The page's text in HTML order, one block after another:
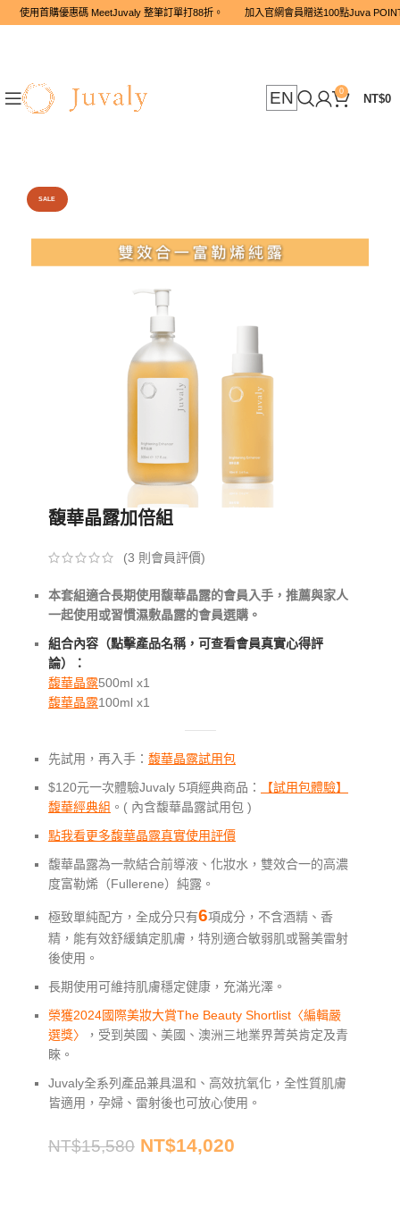
使用首購優惠碼 MeetJuvaly 整筆訂單打88折。 加入官網會員
EN 0
NT$0
馥華晶露加倍組
(3 則會員評價)
本套組適合長期使用馥華晶露的會員入手，推薦與家人
一起使用或習慣濕敷晶露的會員選購。
組合內容（點擊產品名稱，可查看會員真實心得評
論）：
馥華晶露500ml x1
馥華晶露100ml x1
先試用，再入手： 馥華晶露試用包
$120元一次體驗Juvaly 5項經典商品：
【試用包體驗】
馥華經典組 。( 內含馥華晶露試用包 )
點我看更多馥華晶露真實使用評價
馥華晶露為一款結合前導液、化妝水，雙效合一的高濃
度富勒烯（Fullerene）純露。
極致單純配方，全成分只有6項成分，不含酒精、香
精，能有效舒緩鎮定肌膚，特別適合敏弱肌或醫美雷射
後使用。
長期使用可維持肌膚穩定健康，充滿光澤。
榮獲2024國際美妝大賞The Beauty Shortlist〈編輯嚴
選獎〉
，受到英國、美國、澳洲三地業界菁英肯定及青
睞。
Juvaly全系列產品兼具溫和、高效抗氧化，全性質肌膚
皆適用，孕婦、雷射後也可放心使用。
NT$15,580 NT$14,020